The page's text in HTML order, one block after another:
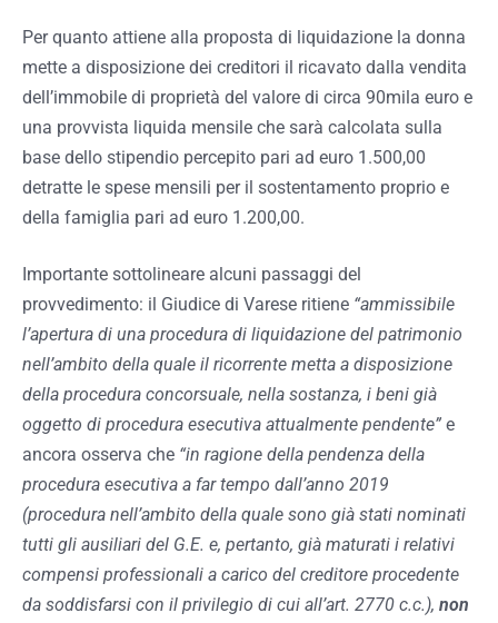
Per quanto attiene alla proposta di liquidazione la donna
mette a disposizione dei creditori il ricavato dalla vendita
dell’immobile di proprietà del valore di circa 90mila euro e
una provvista liquida mensile che sarà calcolata sulla
base dello stipendio percepito pari ad euro 1.500,00
detratte le spese mensili per il sostentamento proprio e
della famiglia pari ad euro 1.200,00.
Importante sottolineare alcuni passaggi del
provvedimento: il Giudice di Varese ritiene “ammissibile
l’apertura di una procedura di liquidazione del patrimonio
nell’ambito della quale il ricorrente metta a disposizione
della procedura concorsuale, nella sostanza, i beni già
oggetto di procedura esecutiva attualmente pendente” e
ancora osserva che “in ragione della pendenza della
procedura esecutiva a far tempo dall’anno 2019
(procedura nell’ambito della quale sono già stati nominati
tutti gli ausiliari del G.E. e, pertanto, già maturati i relativi
compensi professionali a carico del creditore procedente
da soddisfarsi con il privilegio di cui all’art. 2770 c.c.), non